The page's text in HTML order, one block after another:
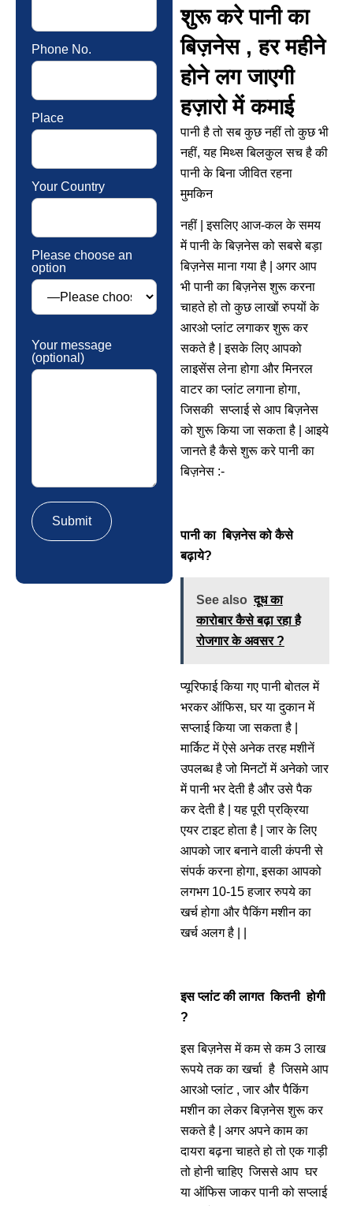
Phone No.
Place
Your Country
Please choose an
option
Your message
(optional)
शुरू करे पानी का
बिज़नेस , हर महीने
होने लग जाएगी
हज़ारो में कमाई
पानी है तो सब कुछ नहीं तो कुछ भी
नहीं, यह मिथ्स बिलकुल सच है की
पानी के बिना जीवित रहना
मुमकिन
नहीं | इसलिए आज-कल के समय
में पानी के बिज़नेस को सबसे बड़ा
बिज़नेस माना गया है | अगर आप
भी पानी का बिज़नेस शुरू करना
चाहते हो तो कुछ लाखों रुपयों के
आरओ प्लांट लगाकर शुरू कर
सकते है | इसके लिए आपको
लाइसेंस लेना होगा और मिनरल
वाटर का प्लांट लगाना होगा,
जिसकी सप्लाई से आप बिज़नेस
को शुरू किया जा सकता है | आइये
जानते है कैसे शुरू करे पानी का
बिज़नेस :-
पानी का बिज़नेस को कैसे
बढ़ाये?
See also दूध का
कारोबार कैसे बढ़ा रहा है
रोजगार के अवसर ?
प्यूरिफाई किया गए पानी बोतल में
भरकर ऑफिस, घर या दुकान में
सप्लाई किया जा सकता है |
मार्किट में ऐसे अनेक तरह मशीनें
उपलब्ध है जो मिनटों में अनेको जार
में पानी भर देती है और उसे पैक
कर देती है | यह पूरी प्रक्रिया
एयर टाइट होता है | जार के लिए
आपको जार बनाने वाली कंपनी से
संपर्क करना होगा, इसका आपको
लगभग 10-15 हजार रुपये का
खर्च होगा और पैकिंग मशीन का
खर्च अलग है | |
इस प्लांट की लागत कितनी होगी
?
इस बिज़नेस में कम से कम 3 लाख
रूपये तक का खर्चा है जिसमे आप
आरओ प्लांट , जार और पैकिंग
मशीन का लेकर बिज़नेस शुरू कर
सकते है | अगर अपने काम का
दायरा बढ़ना चाहते हो तो एक गाड़ी
तो होनी चाहिए जिससे आप घर
या ऑफिस जाकर पानी को सप्लाई